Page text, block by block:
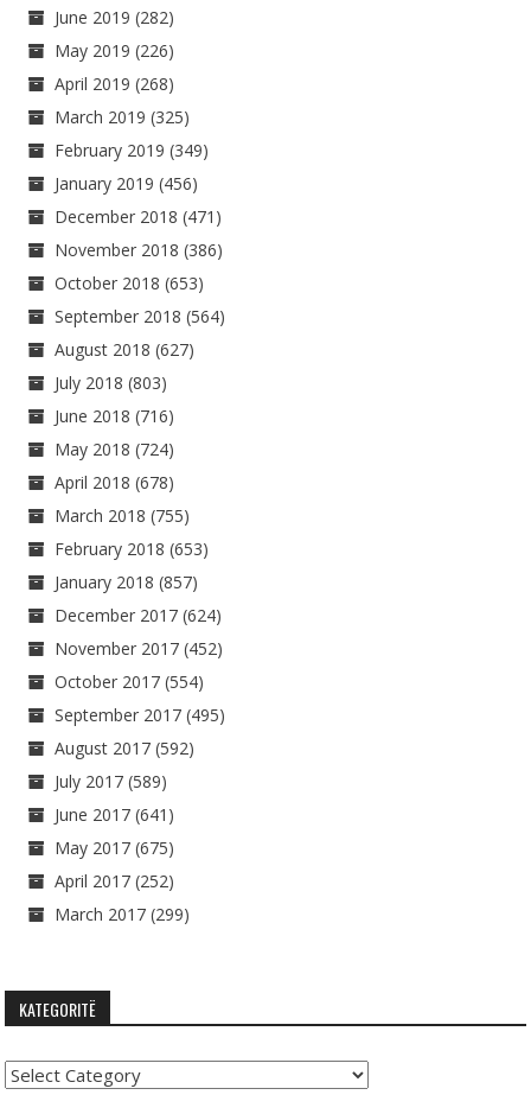
June 2019 (282)
May 2019 (226)
April 2019 (268)
March 2019 (325)
February 2019 (349)
January 2019 (456)
December 2018 (471)
November 2018 (386)
October 2018 (653)
September 2018 (564)
August 2018 (627)
July 2018 (803)
June 2018 (716)
May 2018 (724)
April 2018 (678)
March 2018 (755)
February 2018 (653)
January 2018 (857)
December 2017 (624)
November 2017 (452)
October 2017 (554)
September 2017 (495)
August 2017 (592)
July 2017 (589)
June 2017 (641)
May 2017 (675)
April 2017 (252)
March 2017 (299)
KATEGORITË
Kategoritë